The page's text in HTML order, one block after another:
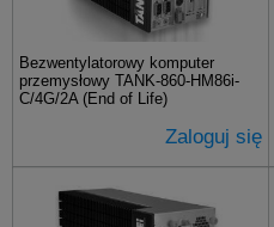
Bezwentylatorowy komputer
przemysłowy TANK-860-HM86i-
C/4G/2A (End of Life)
Zaloguj się